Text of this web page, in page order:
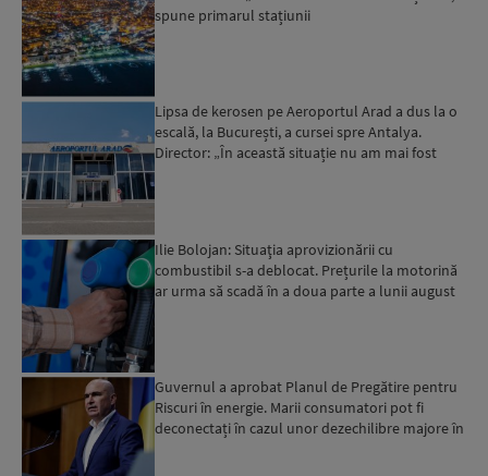
spune primarul stațiunii
Lipsa de kerosen pe Aeroportul Arad a dus la o
escală, la București, a cursei spre Antalya.
Director: „În această situație nu am mai fost
Ilie Bolojan: Situaţia aprovizionării cu
combustibil s-a deblocat. Prețurile la motorină
ar urma să scadă în a doua parte a lunii august
Guvernul a aprobat Planul de Pregătire pentru
Riscuri în energie. Marii consumatori pot fi
deconectați în cazul unor dezechilibre majore în